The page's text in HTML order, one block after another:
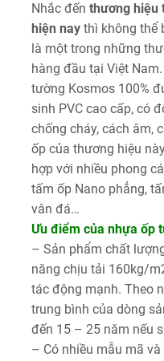
Nhắc đến thương hiệu
hiện nay thì không thể
là một trong những
hàng đầu tại Việt
tường Kosmos 100%
sinh PVC cao cấp, có
chống cháy, cách âm,
ốp của thương hiệu
hợp với nhiều phong
tấm ốp Nano phẳng,
vân đá…
Ưu điểm của nhựa ốp
– Sản phẩm chất
năng chịu tải 160kg/
tác động mạnh. Theo
trung bình của dòng
đến 15 – 25 năm nếu
– Có nhiều mẫu mã